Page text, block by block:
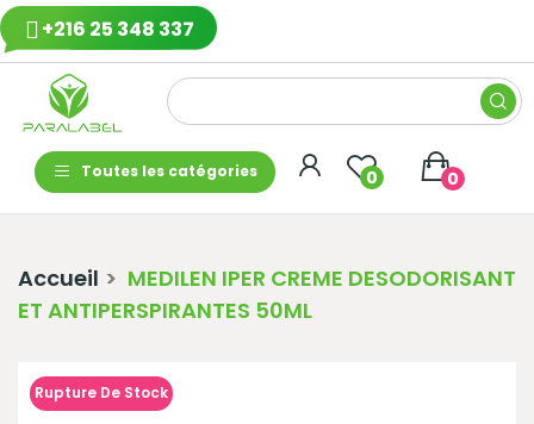
+216 25 348 337
Toutes les catégories 0 0
Accueil
MEDILEN IPER CREME DESODORISANT
ET ANTIPERSPIRANTES 50ML
Rupture De Stock